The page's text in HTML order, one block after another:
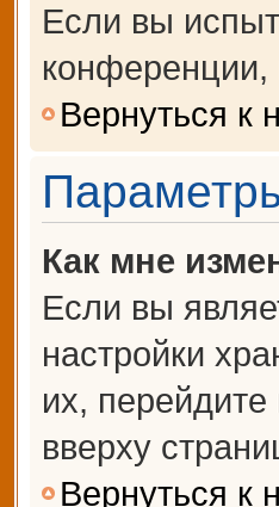
Если вы
конференции,
Вернуться к
Как мне
Если вы
настройки
их,
вверху
Вернуться к